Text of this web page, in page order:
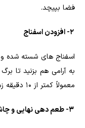
فضا بپیچد.
2- افزودن اسفناج
اسفناج های شسته شده و
به آرامی هم بزنید تا
معمولاً کمتر از ۱۰ دقیقه زمان می برد.
3- طعم دهی نهایی و چاشنی غذا